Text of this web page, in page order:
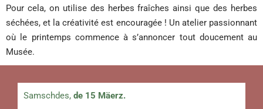
Pour cela, on utilise des herbes fraîches ainsi que des herbes
séchées, et la créativité est encouragée ! Un atelier passionnant
où le printemps commence à s’annoncer tout doucement au
Musée.
Samschdes, de 15 Mäerz.